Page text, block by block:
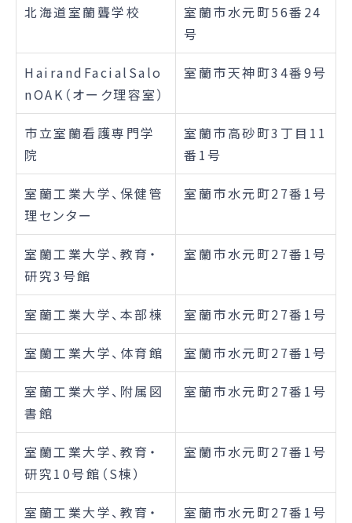
北海道室蘭聾学校
室蘭市水元町56番24
号
HairandFacialSalo
nOAK（オーク理容室）
室蘭市天神町34番9号
市立室蘭看護専門学
院
室蘭市高砂町3丁目11
番1号
室蘭工業大学、保健管
理センター
室蘭市水元町27番1号
室蘭工業大学、教育・
研究3号館
室蘭市水元町27番1号
室蘭工業大学、本部棟 室蘭市水元町27番1号
室蘭工業大学、体育館 室蘭市水元町27番1号
室蘭工業大学、附属図
書館
室蘭市水元町27番1号
室蘭工業大学、教育・
研究10号館（S棟）
室蘭市水元町27番1号
室蘭工業大学、教育・
室蘭市水元町27番1号